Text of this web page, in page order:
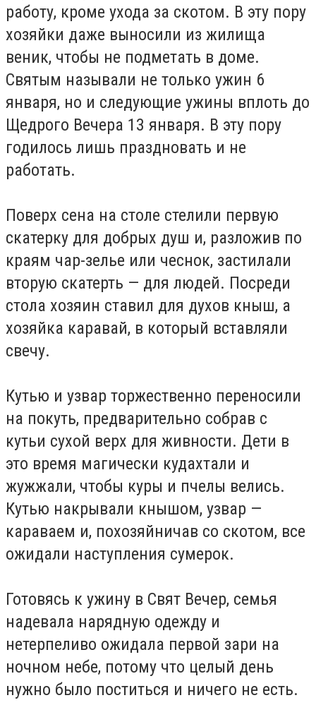
работу, кроме ухода за скотом. В эту пору
хозяйки даже выносили из жилища
веник, чтобы не подметать в доме.
Святым называли не только ужин 6
января, но и следующие ужины вплоть до
Щедрого Вечера 13 января. В эту пору
годилось лишь праздновать и не
работать.
Поверх сена на столе стелили первую
скатерку для добрых душ и, разложив по
краям чар-зелье или чеснок, застилали
вторую скатерть — для людей. Посреди
стола хозяин ставил для духов кныш, а
хозяйка каравай, в который вставляли
свечу.
Кутью и узвар торжественно переносили
на покуть, предварительно собрав с
кутьи сухой верх для живности. Дети в
это время магически кудахтали и
жужжали, чтобы куры и пчелы велись.
Кутью накрывали кнышом, узвар —
караваем и, похозяйничав со скотом, все
ожидали наступления сумерок.
Готовясь к ужину в Свят Вечер, семья
надевала нарядную одежду и
нетерпеливо ожидала первой зари на
ночном небе, потому что целый день
нужно было поститься и ничего не есть.